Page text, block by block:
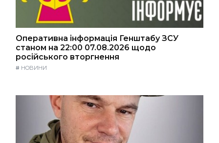
Оперативна інформація Генштабу ЗСУ
станом на 22:00 07.08.2026 щодо
російського вторгнення
# НОВИНИ